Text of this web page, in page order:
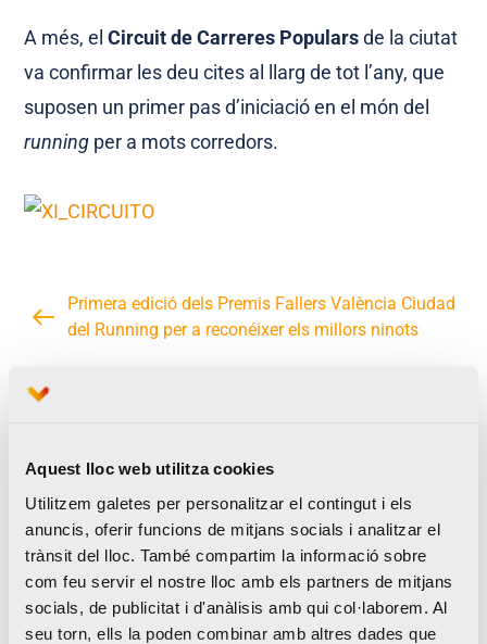
Aquest lloc web utilitza cookies
Utilitzem galetes per personalitzar el contingut i els
anuncis, oferir funcions de mitjans socials i analitzar el
trànsit del lloc. També compartim la informació sobre
com feu servir el nostre lloc amb els partners de mitjans
socials, de publicitat i d'anàlisis amb qui col·laborem. Al
seu torn, ells la poden combinar amb altres dades que
A més, elCircuit de Carreres Popularsde la ciutat
va confirmar les deu cites al llarg de tot l’any, que
suposen un primer pas d’iniciació en el món del
running per a mots corredors.
Primera edició dels Premis Fallers València Ciudad
del Running per a reconéixer els millors ninots
Notícies relacionades